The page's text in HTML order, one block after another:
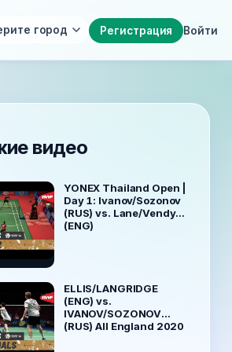
Регистрация Войти
город
видео
YONEX Thailand Open |
Day 1: Ivanov/Sozonov
(RUS) vs. Lane/Vendy
(ENG)
ELLIS/LANGRIDGE
(ENG) vs.
IVANOV/SOZONOV
(RUS) All England 2020